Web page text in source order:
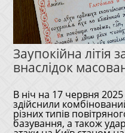
Заупокійна літія
внаслідок
В ніч на 17 червня 2025
здійснили
різних типів
базування, а також